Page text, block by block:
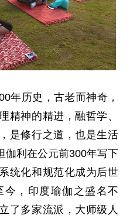
历史，古老而神奇，
精神的精进，融哲学、
是修行之道，也是生活
伽利在公元前300年写下
统化和规范化成为后世
，印度瑜伽之盛名不
了多家流派，大师级人